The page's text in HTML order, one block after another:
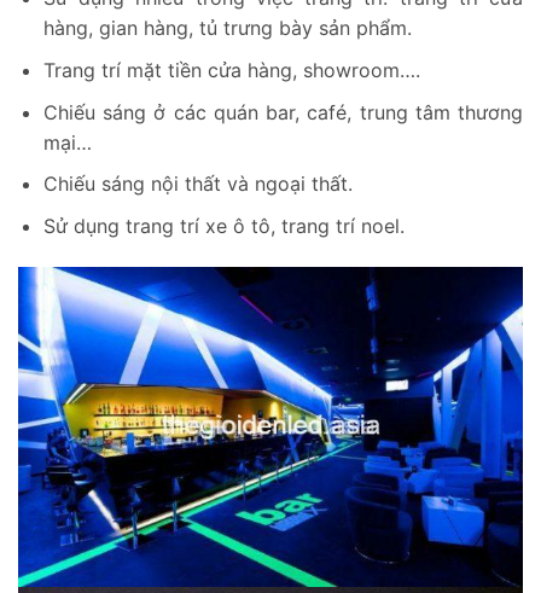
hàng, gian hàng, tủ trưng bày sản phẩm.
Trang trí mặt tiền cửa hàng, showroom….
Chiếu sáng ở các quán bar, café, trung tâm thương
mại…
Chiếu sáng nội thất và ngoại thất.
Sử dụng trang trí xe ô tô, trang trí noel.